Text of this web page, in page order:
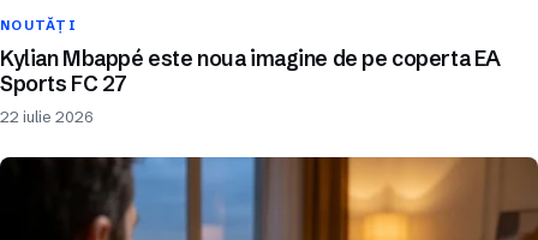
NOUTĂȚI
Kylian Mbappé este noua imagine de pe coperta EA
Sports FC 27
22 iulie 2026